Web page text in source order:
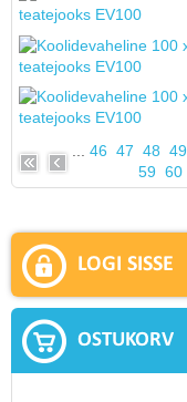
46 47 48 49
59 60
LOGI SISSE
OSTUKORV